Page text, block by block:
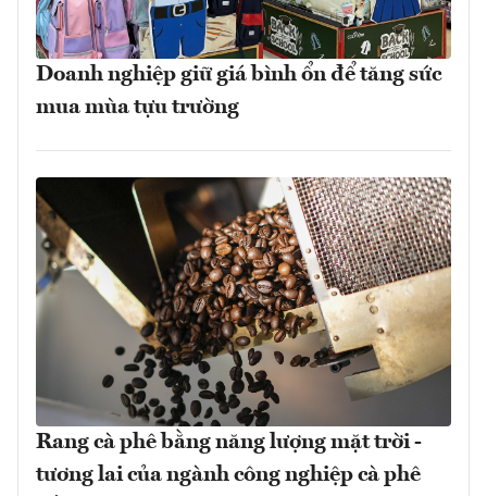
Doanh nghiệp giữ giá bình ổn để tăng sức
mua mùa tựu trường
Rang cà phê bằng năng lượng mặt trời -
tương lai của ngành công nghiệp cà phê